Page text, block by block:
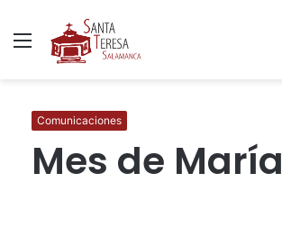
Menú
Comunicaciones
Mes de María